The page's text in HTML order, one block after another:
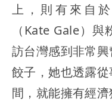
上，則有來自
（Kate Gale）
訪台灣感到非常
餃子，她也透露
間，就能擁有經